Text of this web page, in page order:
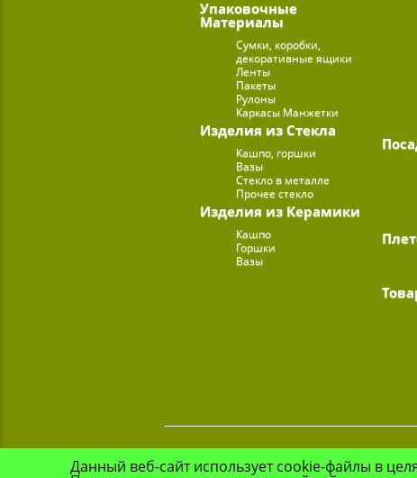
Упаковочные
Материалы
Сумки, коробки,
декоративные ящики
Ленты
Пакеты
Рулоны
Каркасы Манжетки
Изделия из Стекла
Кашпо, горшки
Вазы
Стекло в металле
Прочее стекло
Изделия из Керамики
Кашпо
Горшки
Вазы
Данный веб-сайт использует cookie-файлы в